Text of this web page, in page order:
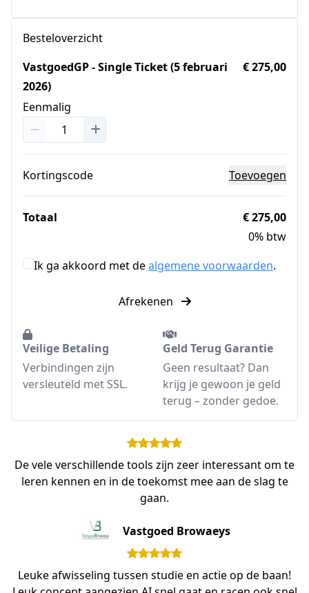
Besteloverzicht
VastgoedGP - Single Ticket (5 februari
2026)
Eenmalig
€ 275,00
Kortingscode Toevoegen
Totaal
€ 275,00
0% btw
Ik ga akkoord met dealgemene voorwaarden.
Afrekenen
Veilige Betaling
Verbindingen zijn
versleuteld met SSL.
Geld Terug Garantie
Geen resultaat? Dan
krijg je gewoon je geld
terug – zonder gedoe.
De vele verschillende tools zijn zeer interessant om te
leren kennen en in de toekomst mee aan de slag te
gaan.
Vastgoed Browaeys
Leuke afwisseling tussen studie en actie op de baan!